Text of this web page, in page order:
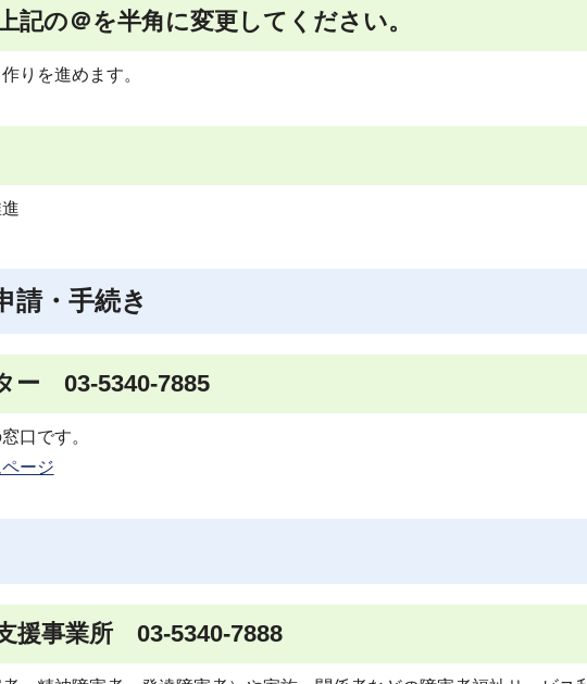
記の＠を半角に変更してください。
りを進めます。
請・手続き
ー 03-5340-7885
口です。
ージ
援事業所 03-5340-7888